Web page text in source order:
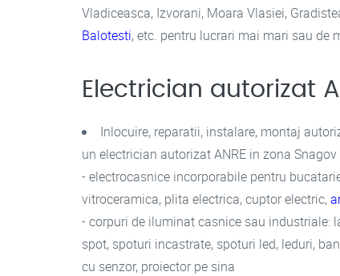
Vladiceasca, Izvorani, Moara Vlasiei,
Balotesti, etc. pentru lucrari mai mari sau de
Electrician autorizat
Inlocuire, reparatii, instalare, montaj
un electrician autorizat ANRE in zona Snagov
- electrocasnice incorporabile pentru
vitroceramica, plita electrica, cuptor electric,
- corpuri de iluminat casnice sau industriale:
spot, spoturi incastrate, spoturi led, leduri,
cu senzor, proiector pe sina